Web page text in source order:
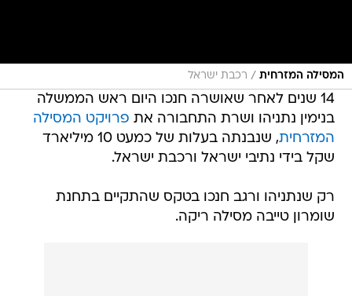
המסילה המזרחית / רכבת ישראל
14 שנים לאחר שאושרה חנכו היום ראש הממשלה
בנימין נתניהו ושרת התחבורה את פרויקט המסילה
המזרחית
, שנבנתה בעלות של כמעט 10 מיליארד
שקל בידי נתיבי ישראל ורכבת ישראל.
רק שנתניהו ורגב חנכו בטקס שהתקיים בתחנת
שומרון טייבה מסילה ריקה.